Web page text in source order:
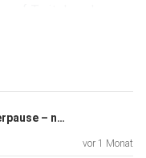
auf Twitch und
die
DOAG VOICES macht Sommerpause – nach 40 Folgen ist Zeit zum Auftanken
vor 1 Monat